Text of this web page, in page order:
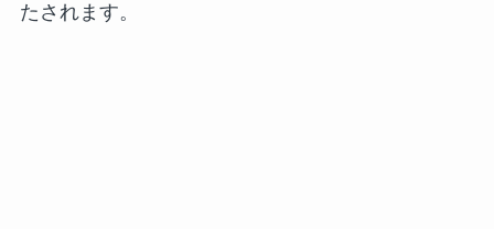
たされます。